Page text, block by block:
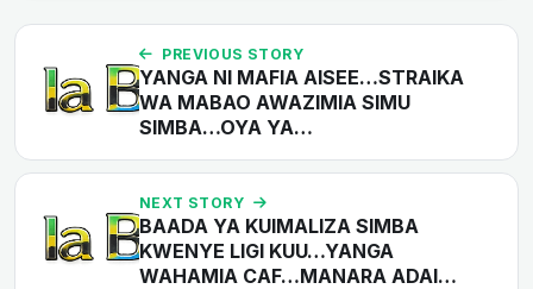
PREVIOUS STORY
YANGA NI MAFIA AISEE…STRAIKA
WA MABAO AWAZIMIA SIMU
SIMBA…OYA YA…
NEXT STORY
BAADA YA KUIMALIZA SIMBA
KWENYE LIGI KUU…YANGA
WAHAMIA CAF…MANARA ADAI…